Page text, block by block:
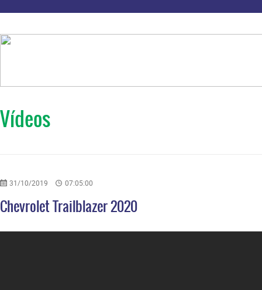
Vídeos
31/10/2019 07:05:00
Chevrolet Trailblazer 2020